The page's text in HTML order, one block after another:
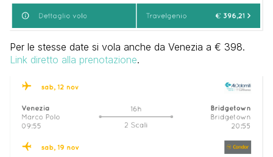
Per le stesse date si vola anche da Venezia a € 398.
Link diretto alla prenotazione.